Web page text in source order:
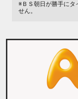
※ＢＳ朝日が勝手にタ
せん。